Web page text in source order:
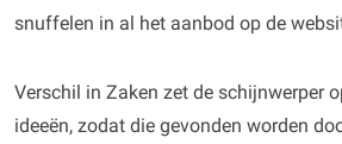
snuffelen in al het aanbod op de
Verschil in Zaken zet de schijnwerper
ideeën, zodat die gevonden worden